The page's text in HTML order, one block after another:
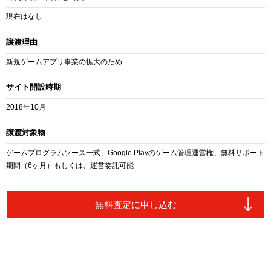
現在はなし
譲渡理由
新規ゲームアプリ事業の拡大のため
サイト開設時期
2018年10月
譲渡対象物
ゲームプログラムソース一式、Google Playのゲーム管理運営権、無料サポート
期間（6ヶ月）もしくは、運営委託可能
無料査定に申し込む